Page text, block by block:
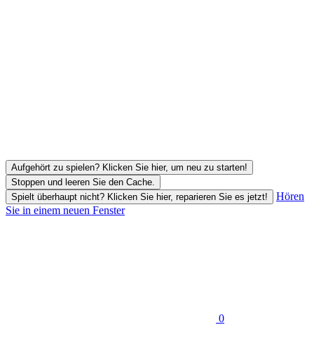
Aufgehört zu spielen? Klicken Sie hier, um neu zu starten!
Stoppen und leeren Sie den Cache.
Spielt überhaupt nicht? Klicken Sie hier, reparieren Sie es jetzt!
Hören
Sie in einem neuen Fenster
0